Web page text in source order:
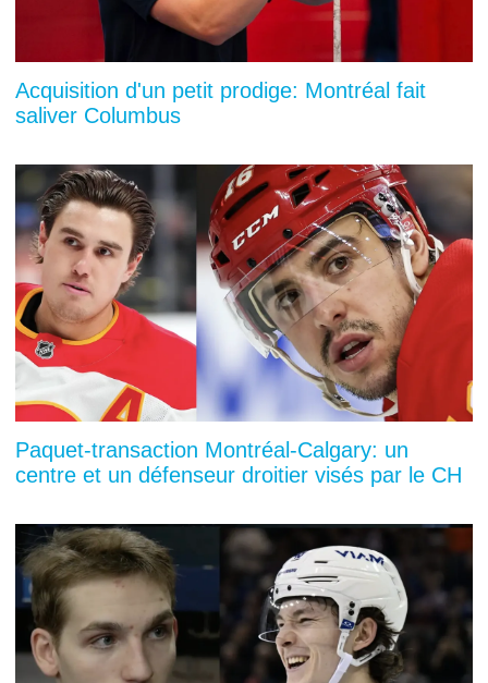
Acquisition d'un petit prodige: Montréal fait
saliver Columbus
Paquet-transaction Montréal-Calgary: un
centre et un défenseur droitier visés par le CH